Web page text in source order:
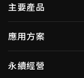
主要產品
視訊/影像控制器
應用方案
永續經營